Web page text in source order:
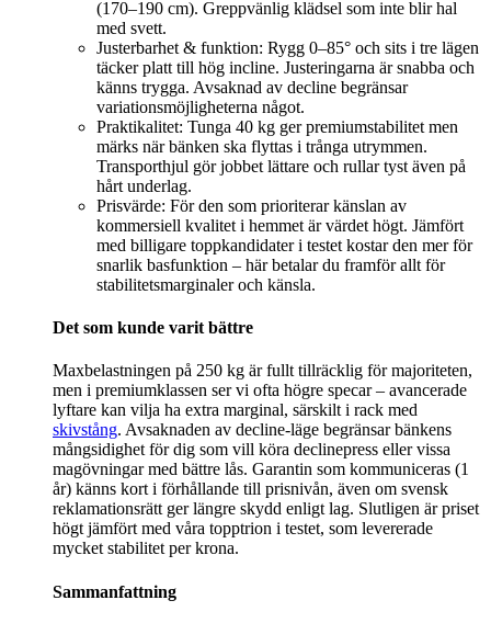
(170–190 cm). Greppvänlig klädsel som inte blir hal
med svett.
Justerbarhet & funktion: Rygg 0–85° och sits i tre lägen
täcker platt till hög incline. Justeringarna är snabba och
känns trygga. Avsaknad av decline begränsar
variationsmöjligheterna något.
Praktikalitet: Tunga 40 kg ger premiumstabilitet men
märks när bänken ska flyttas i trånga utrymmen.
Transporthjul gör jobbet lättare och rullar tyst även på
hårt underlag.
Prisvärde: För den som prioriterar känslan av
kommersiell kvalitet i hemmet är värdet högt. Jämfört
med billigare toppkandidater i testet kostar den mer för
snarlik basfunktion – här betalar du framför allt för
stabilitetsmarginaler och känsla.
Det som kunde varit bättre
Maxbelastningen på 250 kg är fullt tillräcklig för majoriteten,
men i premiumklassen ser vi ofta högre specar – avancerade
lyftare kan vilja ha extra marginal, särskilt i rack med
skivstång. Avsaknaden av decline-läge begränsar bänkens
mångsidighet för dig som vill köra declinepress eller vissa
magövningar med bättre lås. Garantin som kommuniceras (1
år) känns kort i förhållande till prisnivån, även om svensk
reklamationsrätt ger längre skydd enligt lag. Slutligen är priset
högt jämfört med våra topptrion i testet, som levererade
mycket stabilitet per krona.
Sammanfattning